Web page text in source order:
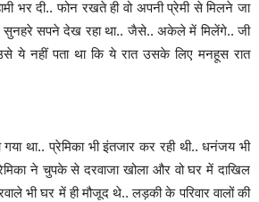
भर दी.. फोन रखते ही वो अपनी प्रेमी से मिलने जा
सुनहरे सपने देख रहा था.. जैसे.. अकेले में मिलेंगे.. जी
ये नहीं पता था कि ये रात उसके लिए मनहूस रात
था.. प्रेमिका भी इंतजार कर रही थी.. धनंजय भी
ने चुपके से दरवाजा खोला और वो घर में दाखिल
भी घर में ही मौजूद थे.. लड़की के परिवार वालों की